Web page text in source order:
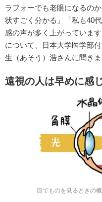
ラフォーでも老眼になるの
状すごく分かる」「私も40
感の声が多く上がっていま
について、日本大学医学部
生（あそう）浩さんに聞きま
遠視の人は早めに感
目でものを見るときの